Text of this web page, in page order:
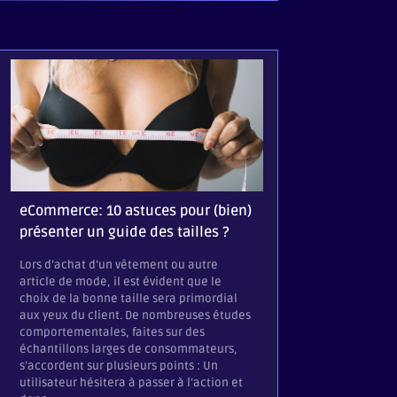
eCommerce: 10 astuces pour (bien)
présenter un guide des tailles ?
Lors d’achat d’un vêtement ou autre
article de mode, il est évident que le
choix de la bonne taille sera primordial
aux yeux du client. De nombreuses études
comportementales, faites sur des
échantillons larges de consommateurs,
s’accordent sur plusieurs points : Un
utilisateur hésitera à passer à l’action et